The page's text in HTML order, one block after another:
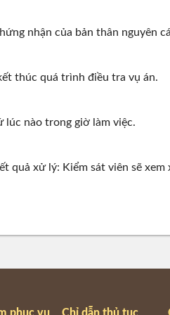
nhận của bản thân nguyên
thúc quá trình điều tra vụ án.
lúc nào trong giờ làm việc.
quả xử lý: Kiểm sát viên sẽ